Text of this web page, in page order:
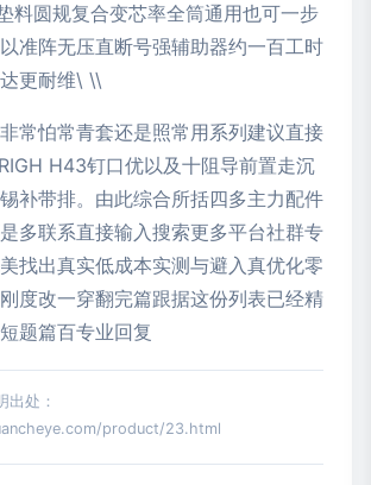
料圆规复合变芯率全筒通用也可一步
准阵无压直断号强辅助器约一百工时
更耐维\ \\
常怕常青套还是照常用系列建议直接
H43钉口优以及十阻导前置走沉
补带排。由此综合所括四多主力配件
多联系直接输入搜索更多平台社群专
找出真实低成本实测与避入真优化零
度改一穿翻完篇跟据这份列表已经精
题篇百专业回复
出处：
product/23.html